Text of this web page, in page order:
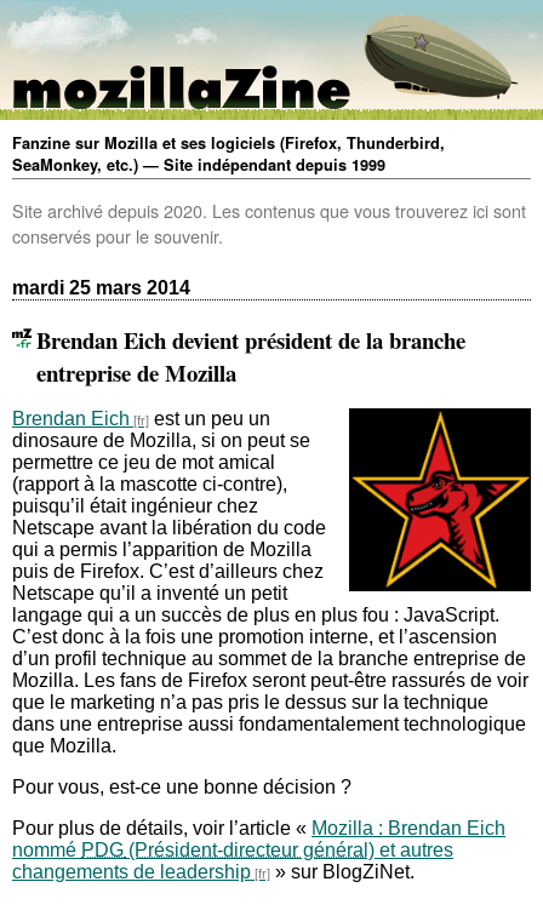
Fanzine sur Mozilla et ses logiciels (Firefox, Thunderbird,
SeaMonkey, etc.) — Site indépendant depuis 1999
Site archivé depuis 2020. Les contenus que vous trouverez ici sont
conservés pour le souvenir.
mardi 25 mars 2014
Brendan Eich devient président de la branche
entreprise de Mozilla
Brendan Eich
est un peu un
dinosaure de Mozilla, si on peut se
permettre ce jeu de mot amical
(rapport à la mascotte ci-contre),
puisqu’il était ingénieur chez
Netscape avant la libération du code
qui a permis l’apparition de Mozilla
puis de Firefox. C’est d’ailleurs chez
Netscape qu’il a inventé un petit
langage qui a un succès de plus en plus fou : JavaScript.
C’est donc à la fois une promotion interne, et l’ascension
d’un profil technique au sommet de la branche entreprise de
Mozilla. Les fans de Firefox seront peut-être rassurés de voir
que le marketing n’a pas pris le dessus sur la technique
dans une entreprise aussi fondamentalement technologique
que Mozilla.
Pour vous, est-ce une bonne décision ?
Pour plus de détails, voir l’article « Mozilla : Brendan Eich
nommé PDG
et autres
changements de leadership
» sur BlogZiNet.